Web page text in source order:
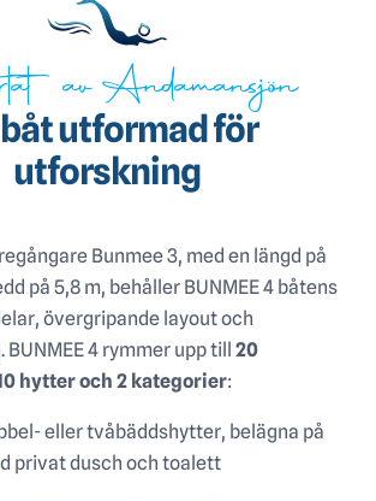
av Andamansjön
båt utformad för
utforskning
Bunmee 3, med en längd på
på 5,8 m, behåller BUNMEE 4 båtens
övergripande layout och
4 rymmer upp till 20
hytter och 2 kategorier:
eller tvåbäddshytter, belägna på
privat dusch och toalett